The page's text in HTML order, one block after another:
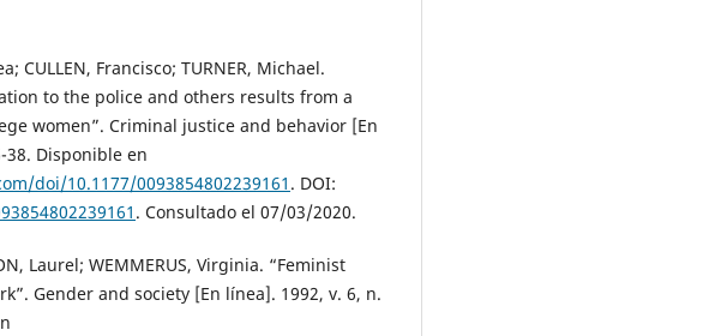
CULLEN, Francisco; TURNER, Michael.
to the police and others results from a
women”. Criminal justice and behavior [En
38. Disponible en
doi/10.1177/0093854802239161 . DOI:
. Consultado el 07/03/2020.
Laurel; WEMMERUS, Virginia. “Feminist
Gender and society [En línea]. 1992, v. 6, n.